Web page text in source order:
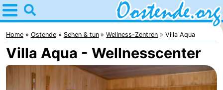
Home
Oostende
Tipps
Home Ostende Sehen & tun Wellness-Zentren Villa Aqua
Villa Aqua - Wellnesscenter